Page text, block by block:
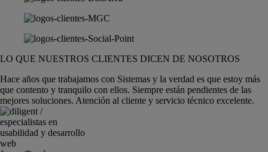
LO QUE NUESTROS CLIENTES DICEN DE NOSOTROS
Hace años que trabajamos con Sistemas y la verdad es que estoy más
que contento y tranquilo con ellos. Siempre están pendientes de las
mejores soluciones. Atención al cliente y servicio técnico excelente.